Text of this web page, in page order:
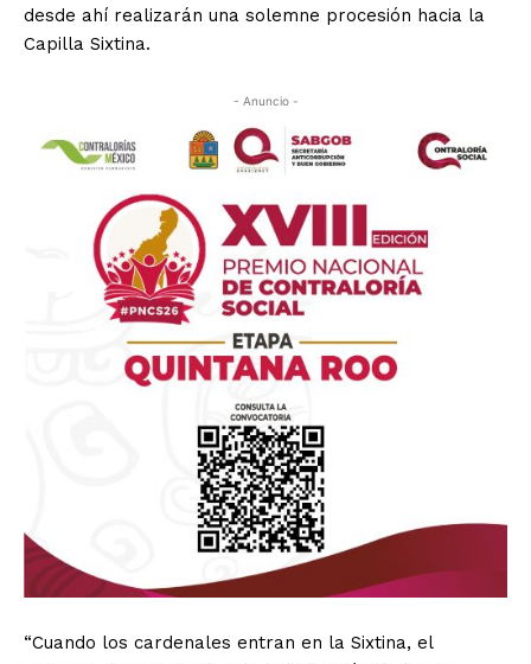
desde ahí realizarán una solemne procesión hacia la
Capilla Sixtina.
- Anuncio -
“Cuando los cardenales entran en la Sixtina, el